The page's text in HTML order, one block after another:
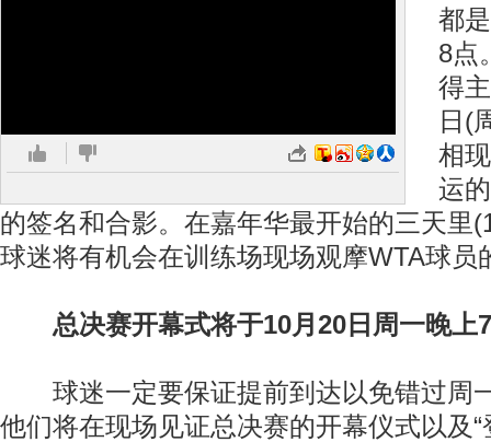
都
8点
得
日(
相
运
的签名和合影。在嘉年华最开始的三天里
球迷将有机会在训练场现场观摩WTA球员
总决赛开幕式将于10月20日周一晚上
球迷一定要保证提前到达以免错过周
他们将在现场见证总决赛的开幕仪式以及“